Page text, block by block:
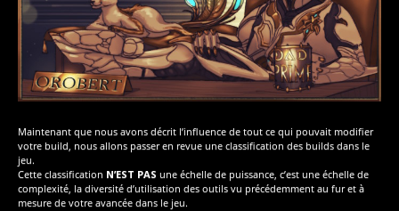
Maintenant que nous avons décrit l’influence de tout ce qui pouvait modifier
votre build, nous allons passer en revue une classification des builds dans le
jeu.
Cette classification N’EST PAS une échelle de puissance, c’est une échelle de
complexité, la diversité d’utilisation des outils vu précédemment au fur et à
mesure de votre avancée dans le jeu.